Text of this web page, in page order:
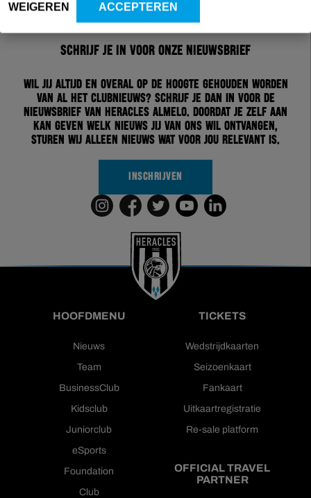
WEIGEREN ACCEPTEREN
Schrijf je in voor onze nieuwsbrief
Wil jij altijd en overal op de hoogte gehouden worden
van al het clubnieuws? Schrijf je dan in voor de
nieuwsbrief van Heracles Almelo. Doordat je zelf aan
kan geven welk nieuws jij van ons wil ontvangen,
sturen wij alleen nieuws wat voor jou relevant is.
INSCHRIJVEN
HOOFDMENU
Nieuws
Team
BusinessClub
Kidsclub
Juniorclub
eSports
Foundation
Club
TICKETS
Wedstrijdkaarten
Seizoenkaart
Fankaart
Uitkaartregistratie
Re-sale platform
OFFICIAL TRAVEL
PARTNER